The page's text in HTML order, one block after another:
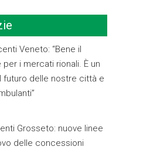
Veneto: “Bene il
i mercati rionali. È un
futuro delle nostre città e
Grosseto: nuove linee
delle concessioni